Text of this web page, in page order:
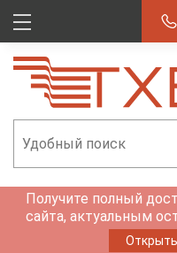
Получите полный
сайта, актуальным